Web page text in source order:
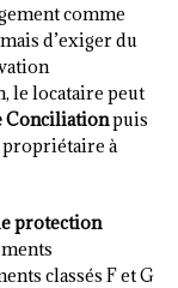
comme
d’exiger du
le locataire peut
Conciliationpuis
à
protection
classés F et G